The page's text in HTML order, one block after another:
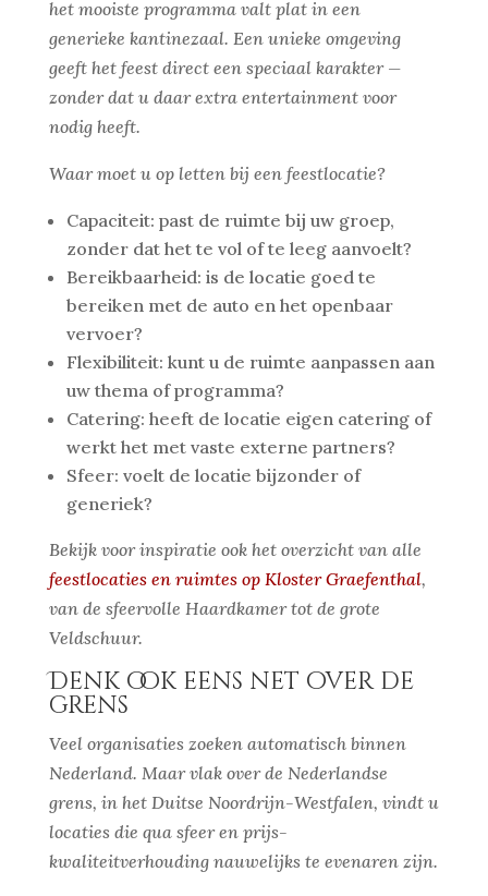
het mooiste programma valt plat in een
generieke kantinezaal. Een unieke omgeving
geeft het feest direct een speciaal karakter —
zonder dat u daar extra entertainment voor
nodig heeft.
Waar moet u op letten bij een feestlocatie?
Capaciteit: past de ruimte bij uw groep,
zonder dat het te vol of te leeg aanvoelt?
Bereikbaarheid: is de locatie goed te
bereiken met de auto en het openbaar
vervoer?
Flexibiliteit: kunt u de ruimte aanpassen aan
uw thema of programma?
Catering: heeft de locatie eigen catering of
werkt het met vaste externe partners?
Sfeer: voelt de locatie bijzonder of
generiek?
Bekijk voor inspiratie ook het overzicht van alle
feestlocaties en ruimtes op Kloster Graefenthal,
van de sfeervolle Haardkamer tot de grote
Veldschuur.
Denk ook eens net over de
grens
Veel organisaties zoeken automatisch binnen
Nederland. Maar vlak over de Nederlandse
grens, in het Duitse Noordrijn-Westfalen, vindt u
locaties die qua sfeer en prijs-
kwaliteitverhouding nauwelijks te evenaren zijn.